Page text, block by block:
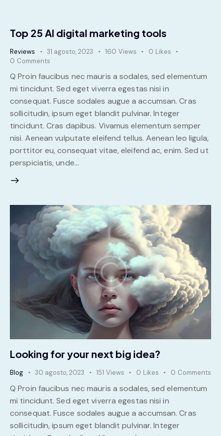
Top 25 AI digital marketing tools
Reviews 31 agosto, 2023 160 Views 0 Likes
0 Comments
Q Proin faucibus nec mauris a sodales, sed elementum
mi tincidunt. Sed eget viverra egestas nisi in
consequat. Fusce sodales augue a accumsan. Cras
sollicitudin, ipsum eget blandit pulvinar. Integer
tincidunt. Cras dapibus. Vivamus elementum semper
nisi. Aenean vulputate eleifend tellus. Aenean leo ligula,
porttitor eu, consequat vitae, eleifend ac, enim. Sed ut
perspiciatis, unde…
Looking for your next big idea?
Blog 30 agosto, 2023 151 Views 0 Likes 0 Comments
Q Proin faucibus nec mauris a sodales, sed elementum
mi tincidunt. Sed eget viverra egestas nisi in
consequat. Fusce sodales augue a accumsan. Cras
sollicitudin, ipsum eget blandit pulvinar. Integer